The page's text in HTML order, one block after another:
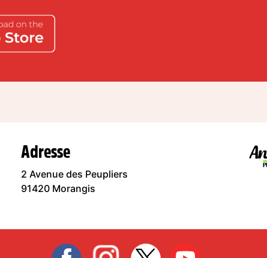
Adresse
2 Avenue des Peupliers
91420 Morangis